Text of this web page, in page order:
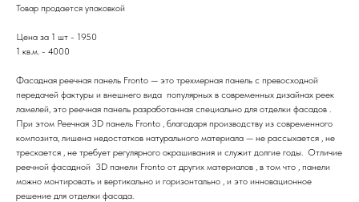
Товар продается упаковкой
Цена за 1 шт - 1950
1 кв.м. - 4000
Фасадная реечная панель Fronto — это трехмерная панель с превосходной
передачей фактуры и внешнего вида популярных в современных дизайнах реек
ламелей, это реечная панель разработанная специально для отделки фасадов .
При этом Реечная 3D панель Fronto , благодаря производству из современного
композита, лишена недостатков натурального материала — не рассыхается , не
трескается , не требует регулярного окрашивания и служит долгие годы. Отличие
реечной фасадной 3D панели Fronto от других материалов , в том что , панели
можно монтировать и вертикально и горизонтально , и это инновационное
решение для отделки фасада.